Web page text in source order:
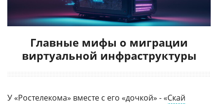
Главные мифы о миграции
виртуальной инфраструктуры
У «Ростелекома» вместе с его «дочкой» - «Скай